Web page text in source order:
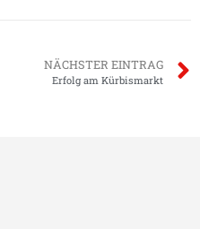
NÄCHSTER EINTRAG
Erfolg am Kürbismarkt